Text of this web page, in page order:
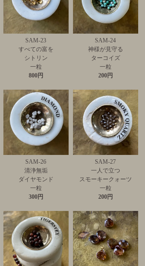
SAM-23
すべての富を
シトリン
一粒
800円
SAM-24
神様が見守る
ターコイズ
一粒
200円
SAM-26
清浄無垢
ダイヤモンド
一粒
300円
SAM-27
一人で立つ
スモーキークォーツ
一粒
200円